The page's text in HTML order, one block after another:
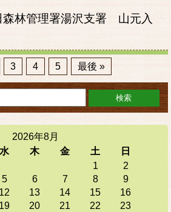
林管理署湯沢支署 山元入
3 4 5 最後 »
2026年8月
水 木 金 土
日
1
2
5 6 7 8
9
12 13 14 15
16
19 20 21 22
23